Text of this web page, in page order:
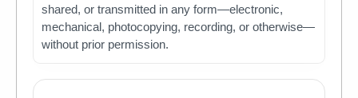
shared, or transmitted in any form—electronic,
mechanical, photocopying, recording, or otherwise—
without prior permission.